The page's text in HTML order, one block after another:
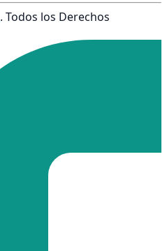
. Todos los Derechos